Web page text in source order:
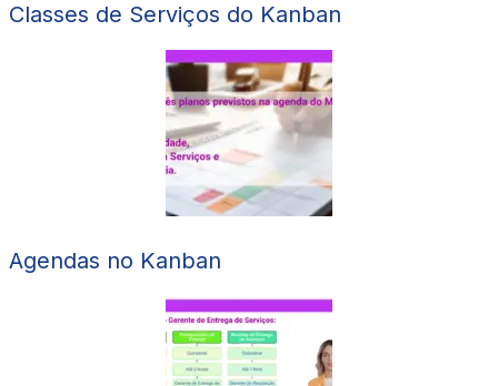
Classes de Serviços do Kanban
Agendas no Kanban